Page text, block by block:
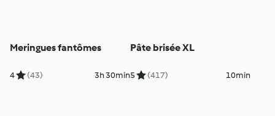
Meringues fantômes
4 (43) 3h 30min
Pâte brisée XL
5 (417) 10min